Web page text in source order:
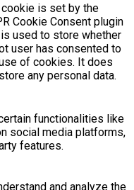
cookie is set by the
Cookie Consent plugin
used to store whether
user has consented to
of cookies. It does
any personal data.
functionalities like
social media platforms,
features.
and analyze the